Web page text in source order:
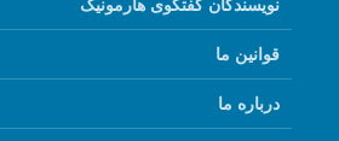
نویسندگان گفتگوی هارمونیک
قوانین ما
درباره ما